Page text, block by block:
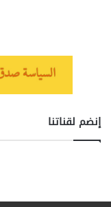
إنضم لقناتنا